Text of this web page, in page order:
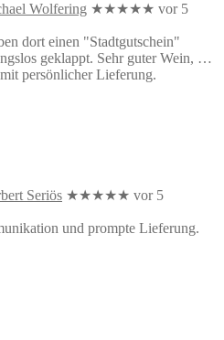
Wolfering ★★★★★ vor 5
dort einen "Stadtgutschein"
geklappt. Sehr guter Wein, …
persönlicher Lieferung.
Seriös ★★★★★ vor 5
und prompte Lieferung.